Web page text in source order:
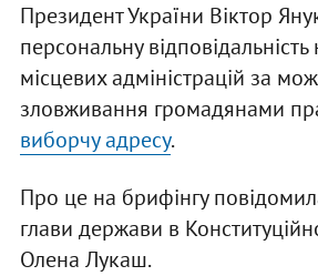
Президент України Віктор
персональну відповідальність
місцевих адміністрацій за
зловживання громадянами
виборчу адресу.
Про це на брифінгу
глави держави в
Олена Лукаш.